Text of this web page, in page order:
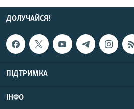
ДОЛУЧАЙСЯ!
ПІДТРИМКА
ІНФО